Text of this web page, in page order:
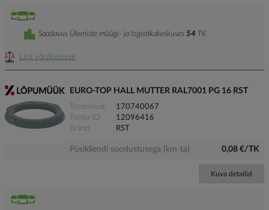
Lisa võrdlusesse
Saadavus Ülemiste müügi- ja logistikakeskuses 54 TK
EURO-TOP HALL MUTTER RAL7001 PG 16 RST
Tootekood
170740067
Tootja ID
12096416
Bränd
RST
Püsikliendi soodustusega (km-ta) 0,08 €/TK
Kuva detailid